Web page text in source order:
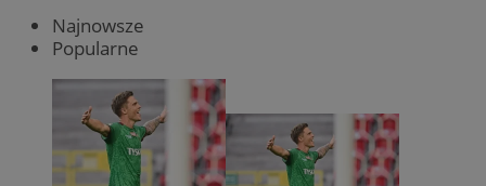
Najnowsze
Popularne